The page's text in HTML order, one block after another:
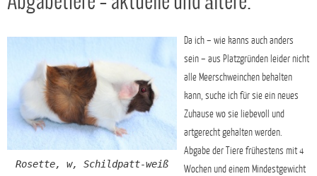
Rosette, w, Schildpatt-weiß
Da ich – wie kanns auch anders
sein – aus Platzgründen leider nicht
alle Meerschweinchen behalten
kann, suche ich für sie ein neues
Zuhause wo sie liebevoll und
artgerecht gehalten werden.
Abgabe der Tiere frühestens mit 4
Wochen und einem Mindestgewicht